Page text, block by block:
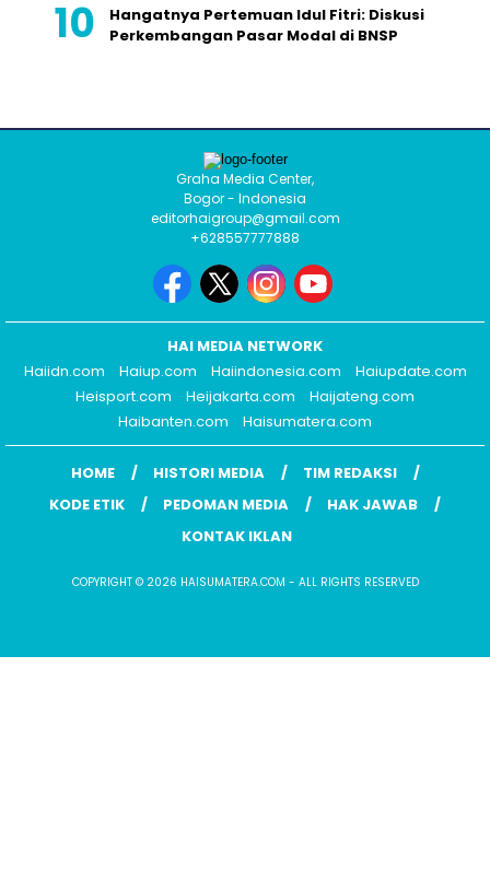
Hangatnya Pertemuan Idul Fitri: Diskusi
Perkembangan Pasar Modal di BNSP
Graha Media Center,
Bogor - Indonesia
editorhaigroup@gmail.com
+628557777888
HAI MEDIA NETWORK
Haiidn.com
Haiup.com Haiindonesia.com
Haiupdate.com
Heisport.com
Heijakarta.com
Haijateng.com
Haibanten.com
Haisumatera.com
HOME HISTORI MEDIA
TIM REDAKSI
KODE ETIK
PEDOMAN MEDIA
HAK JAWAB
KONTAK IKLAN
COPYRIGHT © 2026 HAISUMATERA.COM - ALL RIGHTS RESERVED